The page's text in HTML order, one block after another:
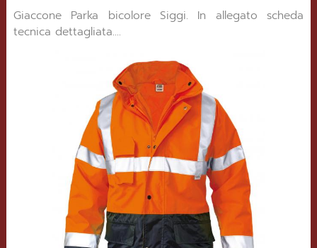
Giaccone Parka bicolore Siggi. In allegato scheda
tecnica dettagliata....